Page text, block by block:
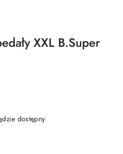
XXL B.Super
dostępny